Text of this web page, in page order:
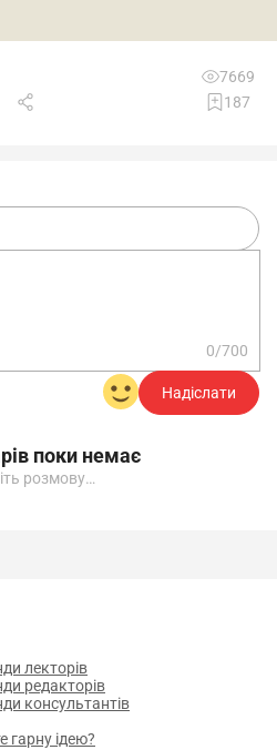
7669
187
0/700
Надіслати
поки немає
розмову…
лекторів
редакторів
консультантів
ідею?